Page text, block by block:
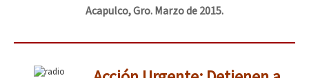
Acapulco, Gro. Marzo de 2015.